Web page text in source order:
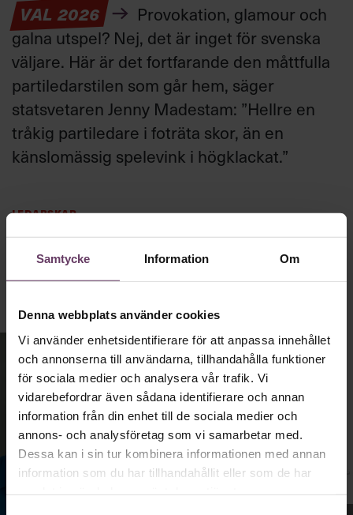
Samtycke Information Om
Denna webbplats använder cookies
Vi använder enhetsidentifierare för att anpassa innehållet
och annonserna till användarna, tillhandahålla funktioner
för sociala medier och analysera vår trafik. Vi
vidarebefordrar även sådana identifierare och annan
information från din enhet till de sociala medier och
annons- och analysföretag som vi samarbetar med.
Dessa kan i sin tur kombinera informationen med annan
information som du har tillhandahållit eller som de har
VAL 2026
Provokation, glamour och
galna utspel? Nej, det är inget för svenska
väljare. Här är det fortfarande den måttfulla
partiledarstilen som går hem, säger
statsvetaren Jenny Madestam: ”Hellre en
tråkig partiledare i foträta skor, än en
känslomässig spelevink i högklackat.”
Ledarskap